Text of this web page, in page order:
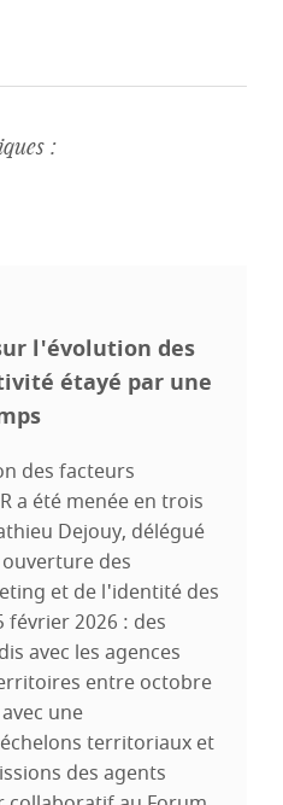
:
l'évolution des
étayé par une
des facteurs
a été menée en trois
Dejouy, délégué
ouverture des
et de l'identité des
2026 : des
avec les agences
entre octobre
une
territoriaux et
des agents